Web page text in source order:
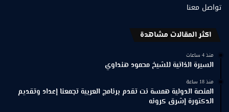
تواصل معنا
اكثر المقالات مشاهدة
منذ 4 ساعات
السيرة الذاتية للشيخ محمود هنداوي
منذ 18 ساعة
المنصة الدولية همسة نت تقدم برنامج العربية تجمعنا إعداد وتقديم
الدكتورة إشرق كرونه